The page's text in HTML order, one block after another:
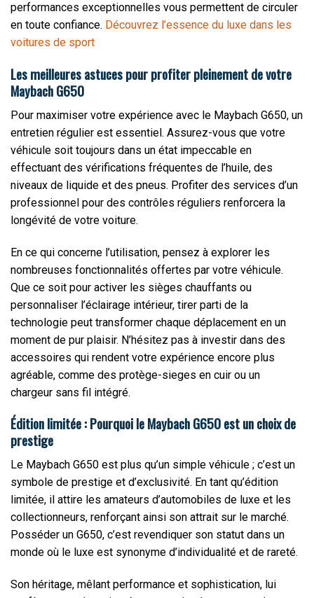
performances exceptionnelles vous permettent de circuler
en toute confiance. Découvrez l’essence du luxe dans les
voitures de sport
Les meilleures astuces pour profiter pleinement de votre
Maybach G650
Pour maximiser votre expérience avec le Maybach G650, un
entretien régulier est essentiel. Assurez-vous que votre
véhicule soit toujours dans un état impeccable en
effectuant des vérifications fréquentes de l’huile, des
niveaux de liquide et des pneus. Profiter des services d’un
professionnel pour des contrôles réguliers renforcera la
longévité de votre voiture.
En ce qui concerne l’utilisation, pensez à explorer les
nombreuses fonctionnalités offertes par votre véhicule.
Que ce soit pour activer les sièges chauffants ou
personnaliser l’éclairage intérieur, tirer parti de la
technologie peut transformer chaque déplacement en un
moment de pur plaisir. N’hésitez pas à investir dans des
accessoires qui rendent votre expérience encore plus
agréable, comme des protège-sieges en cuir ou un
chargeur sans fil intégré.
Édition limitée : Pourquoi le Maybach G650 est un choix de
prestige
Le Maybach G650 est plus qu’un simple véhicule ; c’est un
symbole de prestige et d’exclusivité. En tant qu’édition
limitée, il attire les amateurs d’automobiles de luxe et les
collectionneurs, renforçant ainsi son attrait sur le marché.
Posséder un G650, c’est revendiquer son statut dans un
monde où le luxe est synonyme d’individualité et de rareté.
Son héritage, mêlant performance et sophistication, lui